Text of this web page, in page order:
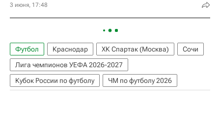
3 июня, 17:48
Футбол Краснодар ХК Спартак (Москва)
Сочи
Лига чемпионов УЕФА 2026-2027
Кубок России по футболу
ЧМ по футболу 2026